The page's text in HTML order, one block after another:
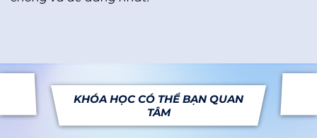
KHÓA HỌC CÓ THỂ BẠN QUAN
TÂM